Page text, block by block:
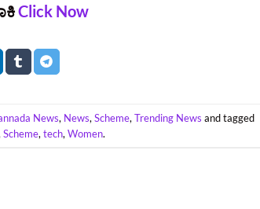
Click Now
News, News,Scheme,Trending News and tagged
Scheme,tech,Women.